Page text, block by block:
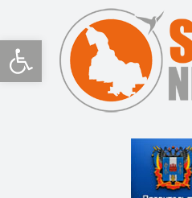
Открыть панель инструментов